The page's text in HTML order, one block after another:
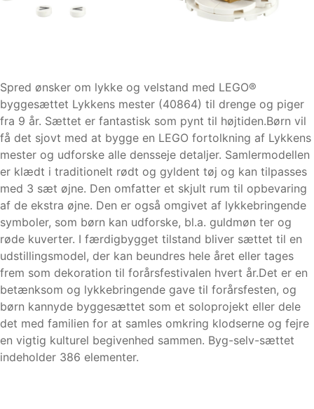
Spred ønsker om lykke og velstand med LEGO®
byggesættet Lykkens mester (40864) til drenge og piger
fra 9 år. Sættet er fantastisk som pynt til højtiden.Børn vil
få det sjovt med at bygge en LEGO fortolkning af Lykkens
mester og udforske alle densseje detaljer. Samlermodellen
er klædt i traditionelt rødt og gyldent tøj og kan tilpasses
med 3 sæt øjne. Den omfatter et skjult rum til opbevaring
af de ekstra øjne. Den er også omgivet af lykkebringende
symboler, som børn kan udforske, bl.a. guldmøn ter og
røde kuverter. I færdigbygget tilstand bliver sættet til en
udstillingsmodel, der kan beundres hele året eller tages
frem som dekoration til forårsfestivalen hvert år.Det er en
betænksom og lykkebringende gave til forårsfesten, og
børn kannyde byggesættet som et soloprojekt eller dele
det med familien for at samles omkring klodserne og fejre
en vigtig kulturel begivenhed sammen. Byg-selv-sættet
indeholder 386 elementer.